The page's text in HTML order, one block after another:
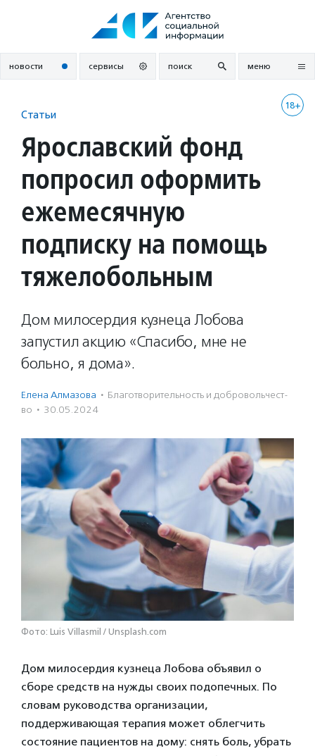
новости сервисы поиск меню
18+
Статьи
Ярославский фонд
попросил оформить
ежемесячную
подписку на помощь
тяжелобольным
Дом милосердия кузнеца Лобова
запустил акцию «Спасибо, мне не
больно, я дома».
Елена Алмазова · Благотвори­тель­ность и доброволь­чест­
во · 30.05.2024
Фото: Luis Villasmil / Unsplash.com
Дом милосердия кузнеца Лобова объявил о
сборе средств на нужды своих подопечных. По
словам руководства организации,
поддерживающая терапия может облегчить
состояние пациентов на дому: снять боль, убрать